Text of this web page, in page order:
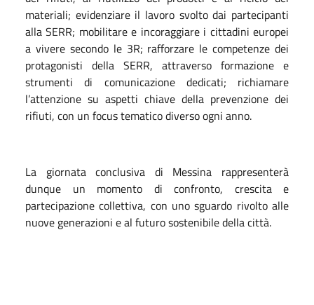
materiali; evidenziare il lavoro svolto dai partecipanti
alla SERR; mobilitare e incoraggiare i cittadini europei
a vivere secondo le 3R; rafforzare le competenze dei
protagonisti della SERR, attraverso formazione e
strumenti di comunicazione dedicati; richiamare
l’attenzione su aspetti chiave della prevenzione dei
rifiuti, con un focus tematico diverso ogni anno.
La giornata conclusiva di Messina rappresenterà
dunque un momento di confronto, crescita e
partecipazione collettiva, con uno sguardo rivolto alle
nuove generazioni e al futuro sostenibile della città.